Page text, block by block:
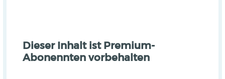
Dieser Inhalt ist Premium-
Abonennten vorbehalten